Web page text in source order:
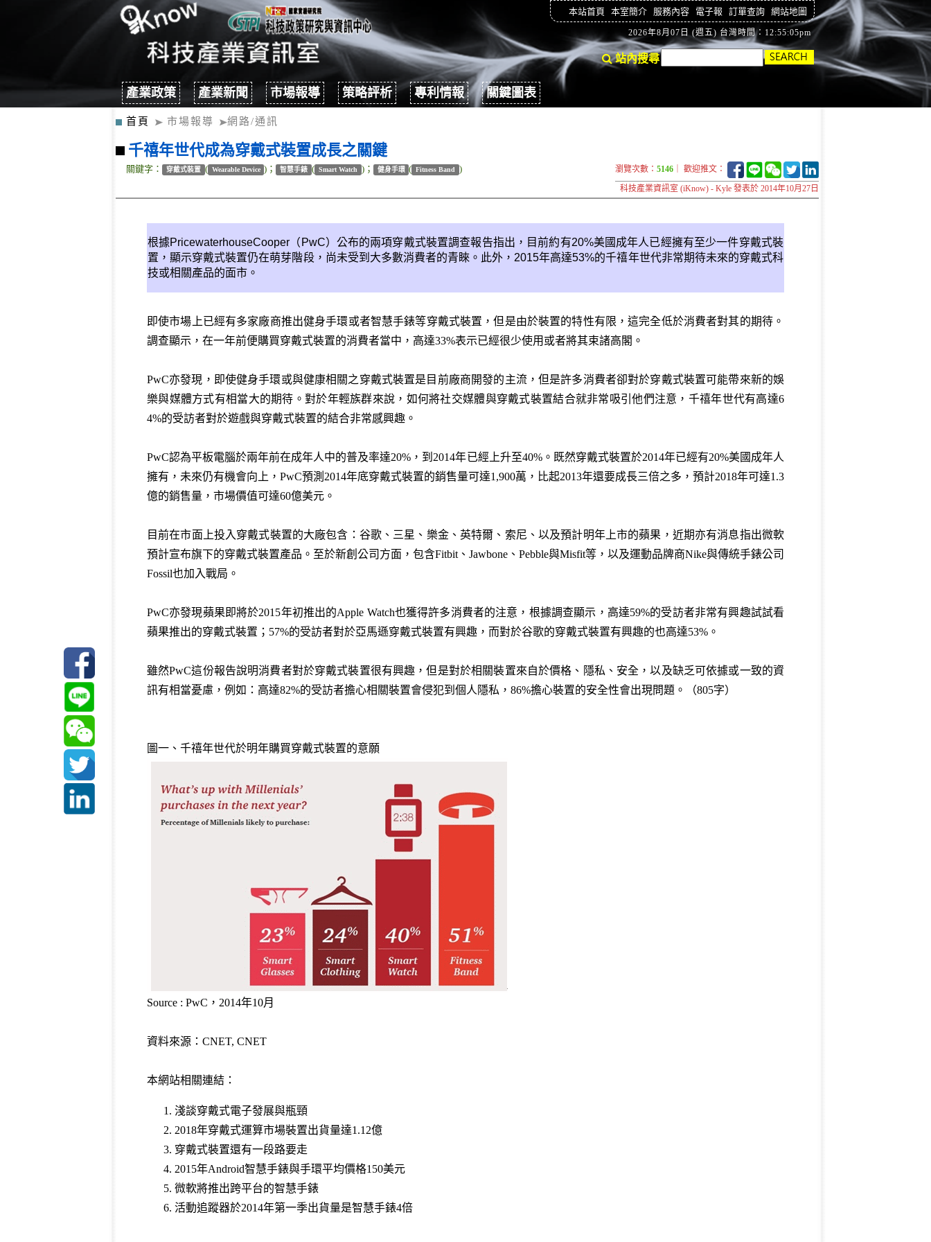
本站首頁 本室簡介 服務內容 電子報 訂單查詢 網站地圖
2026年8月07日 (週五) 台灣時間：12:55:05pm
站內搜尋
產業政策 產業新聞 市場報導 策略評析 專利情報 關鍵圖表
首頁 市場報導 網路/通訊
千禧年世代成為穿戴式裝置成長之關鍵
關鍵字： 穿戴式裝置 ( Wearable Device )； 智慧手錶 ( Smart Watch )； 健身手環 ( Fitness Band ) 瀏覽次數： 5146 ｜ 歡迎推文：
科技產業資訊室 (iKnow) - Kyle 發表於 2014年10月27日
根據PricewaterhouseCooper（PwC）公布的兩項穿戴式裝置調查報告指出，目前約有20%美國成年人已經擁有至少一件穿戴式裝
置，顯示穿戴式裝置仍在萌芽階段，尚未受到大多數消費者的青睞。此外，2015年高達53%的千禧年世代非常期待未來的穿戴式科
技或相關產品的面市。
即使市場上已經有多家廠商推出健身手環或者智慧手錶等穿戴式裝置，但是由於裝置的特性有限，這完全低於消費者對其的期待。
調查顯示，在一年前便購買穿戴式裝置的消費者當中，高達33%表示已經很少使用或者將其束諸高閣。
PwC亦發現，即使健身手環或與健康相關之穿戴式裝置是目前廠商開發的主流，但是許多消費者卻對於穿戴式裝置可能帶來新的娛
樂與媒體方式有相當大的期待。對於年輕族群來說，如何將社交媒體與穿戴式裝置結合就非常吸引他們注意，千禧年世代有高達6
4%的受訪者對於遊戲與穿戴式裝置的結合非常感興趣。
PwC認為平板電腦於兩年前在成年人中的普及率達20%，到2014年已經上升至40%。既然穿戴式裝置於2014年已經有20%美國成年人
擁有，未來仍有機會向上，PwC預測2014年底穿戴式裝置的銷售量可達1,900萬，比起2013年還要成長三倍之多，預計2018年可達1.3
億的銷售量，市場價值可達60億美元。
目前在市面上投入穿戴式裝置的大廠包含：谷歌、三星、樂金、英特爾、索尼、以及預計明年上市的蘋果，近期亦有消息指出微軟
預計宣布旗下的穿戴式裝置產品。至於新創公司方面，包含Fitbit、Jawbone、Pebble與Misfit等，以及運動品牌商Nike與傳統手錶公司
Fossil也加入戰局。
PwC亦發現蘋果即將於2015年初推出的Apple Watch也獲得許多消費者的注意，根據調查顯示，高達59%的受訪者非常有興趣試試看
蘋果推出的穿戴式裝置；57%的受訪者對於亞馬遜穿戴式裝置有興趣，而對於谷歌的穿戴式裝置有興趣的也高達53%。
雖然PwC這份報告說明消費者對於穿戴式裝置很有興趣，但是對於相關裝置來自於價格、隱私、安全，以及缺乏可依據或一致的資
訊有相當憂慮，例如：高達82%的受訪者擔心相關裝置會侵犯到個人隱私，86%擔心裝置的安全性會出現問題。（805字）
圖一、千禧年世代於明年購買穿戴式裝置的意願
Source : PwC，2014年10月
資料來源： CNET, CNET
本網站相關連結：
淺談穿戴式電子發展與瓶頸
2018年穿戴式運算市場裝置出貨量達1.12億
穿戴式裝置還有一段路要走
2015年Android智慧手錶與手環平均價格150美元
微軟將推出跨平台的智慧手錶
活動追蹤器於2014年第一季出貨量是智慧手錶4倍